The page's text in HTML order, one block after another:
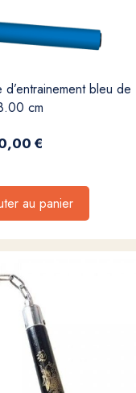
bleu de
cm
€
au panier